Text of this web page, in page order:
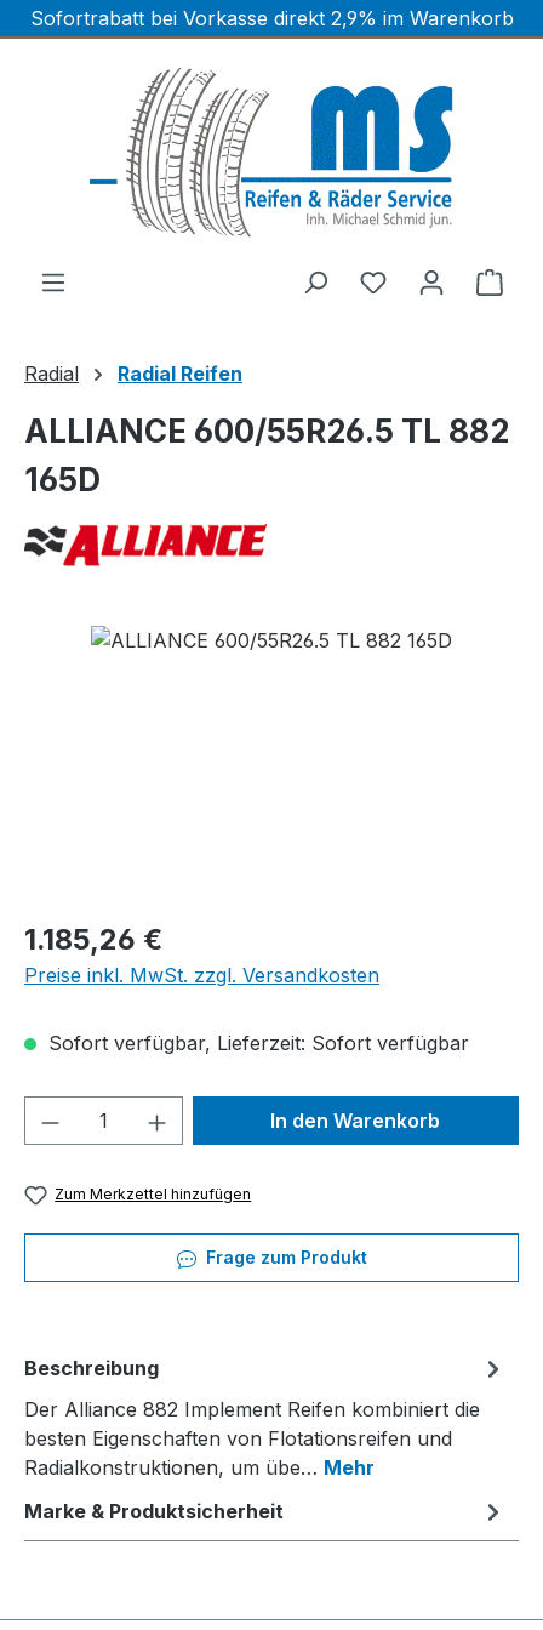
Zum Hauptinhalt springen
Sofortrabatt bei Vorkasse direkt 2,9% im Warenkorb
Radial Radial Reifen
ALLIANCE 600/55R26.5 TL 882
165D
Bildergalerie überspringen
Regulärer Preis:
1.185,26 €
Preise inkl. MwSt. zzgl. Versandkosten
Sofort verfügbar, Lieferzeit: Sofort verfügbar
Produkt Anzahl: Gib denIn den Warenkorb
Zum Merkzettel hinzufügen
Frage zum Produkt
Beschreibung
Der Alliance 882 Implement Reifen kombiniert die
besten Eigenschaften von Flotationsreifen und
Radialkonstruktionen, um übe… Mehr
Marke & Produktsicherheit